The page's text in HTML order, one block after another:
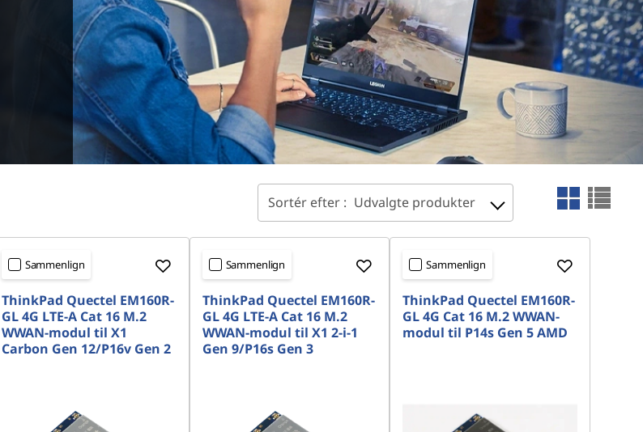
Sortér efter : Udvalgte produkter
Sammenlign
ThinkPad Quectel EM160R-
GL 4G LTE-A Cat 16 M.2
WWAN-modul til X1
Carbon Gen 12/P16v Gen 2
Sammenlign
ThinkPad Quectel EM160R-
GL 4G LTE-A Cat 16 M.2
WWAN-modul til X1 2-i-1
Gen 9/P16s Gen 3
Sammenlign
ThinkPad Quectel EM160R-
GL 4G Cat 16 M.2 WWAN-
modul til P14s Gen 5 AMD